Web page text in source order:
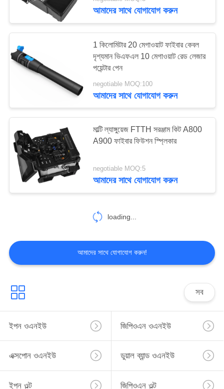
আমাদের সাথে যোগাযোগ করুন
1 কিলোমিটার 20 মেগাওয়াট ফাইবার কেবল
দৃশ্যমান ভিএফএল 10 মেগাওয়াট রেড লেজার
পয়েন্টার পেন
negotiable MOQ:100
আমাদের সাথে যোগাযোগ করুন
মাল্টি ল্যাঙ্গুয়েজ FTTH সরঞ্জাম কিট A800
A900 ফাইবার ফিউশন স্প্লিকার
negotiable MOQ:5
আমাদের সাথে যোগাযোগ করুন
loading...
আমাদের সাথে যোগাযোগ করুন!
সব
ইপন ওএনইউ জিপিওএন ওএনইউ
এক্সপোন ওএনইউ ডুয়াল ব্যান্ড ওএনইউ
ইপন ওল্ট জিপিওএন ওল্ট